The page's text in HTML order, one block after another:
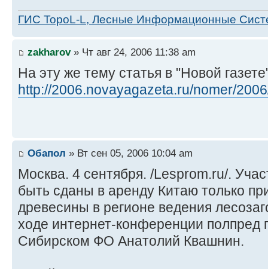
ГИС TopoL-L, Лесные Информационные
zakharov» Чт авг 24, 2006 11:38 am
На эту же тему статья в "Новой
http://2006.novayagazeta.ru/nomer/
Обапол » Вт сен 05, 2006 10:04 am
Москва. 4 сентября. /Lesprom.ru/.
быть сданы в аренду Китаю только
древесины в регионе ведения
ходе интернет-конференции полпред
Сибирском ФО Анатолий Квашнин.